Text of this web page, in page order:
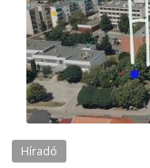
Híradó